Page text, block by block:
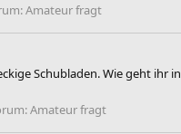
Amateur fragt
Schubladen. Wie geht ihr
Amateur fragt